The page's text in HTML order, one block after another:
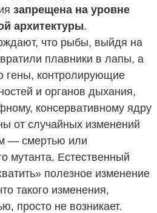
запрещена на уровне
архитектуры.
что рыбы, выйдя на
плавники в лапы, а
контролирующие
и органов дыхания,
консервативному ядру
от случайных изменений
— смертью или
мутанта. Естественный
полезное изменение
такого изменения,
просто не возникает.